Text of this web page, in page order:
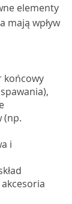
elementy
mają wpływ
końcowy
(np.
i